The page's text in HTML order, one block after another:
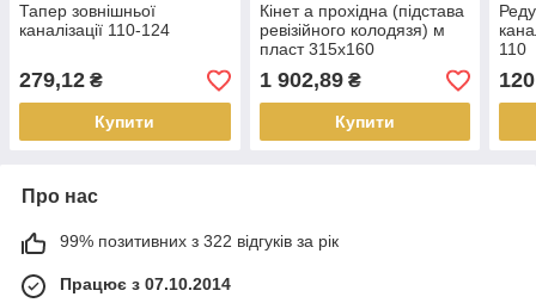
Тапер зовнішньої
каналізації 110-124
279,12 ₴
Купити
Кінет а прохідна (підстава
ревізійного колодязя) м
пласт 315х160
1 902,89₴
Купити
110
120
Про нас
99% позитивних з 322 відгуків за рік
Працює з 07.10.2014